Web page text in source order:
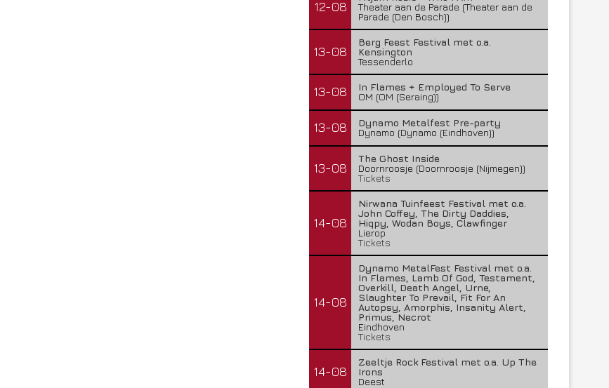
12-08
Theater aan de Parade (Theater aan de
Parade (Den Bosch))
13-08
Berg Feest Festival met o.a.
Kensington
Tessenderlo
13-08
In Flames + Employed To Serve
OM (OM (Seraing))
13-08
Dynamo Metalfest Pre-party
Dynamo (Dynamo (Eindhoven))
13-08
The Ghost Inside
Doornroosje (Doornroosje (Nijmegen))
Tickets
14-08
Nirwana Tuinfeest Festival met o.a.
John Coffey, The Dirty Daddies,
Hiqpy, Wodan Boys, Clawfinger
Lierop
Tickets
14-08
Dynamo MetalFest Festival met o.a.
In Flames, Lamb Of God, Testament,
Overkill, Death Angel, Urne,
Slaughter To Prevail, Fit For An
Autopsy, Amorphis, Insanity Alert,
Primus, Necrot
Eindhoven
Tickets
14-08
Zeeltje Rock Festival met o.a. Up The
Irons
Deest